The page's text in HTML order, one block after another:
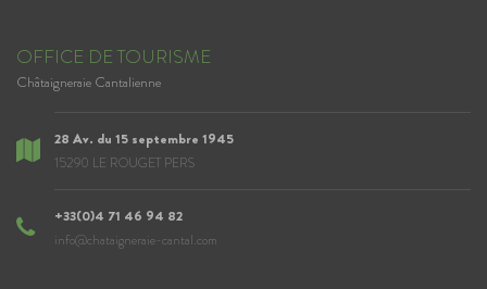
OFFICE DE TOURISME
Châtaigneraie Cantalienne
28 Av. du 15 septembre 1945
15290 LE ROUGET PERS
+33(0)4 71 46 94 82
info@chataigneraie-cantal.com